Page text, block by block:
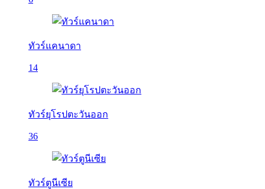
ทัวร์แคนาดา
14
ทัวร์ยุโรปตะวันออก
36
ทัวร์ตูนีเซีย